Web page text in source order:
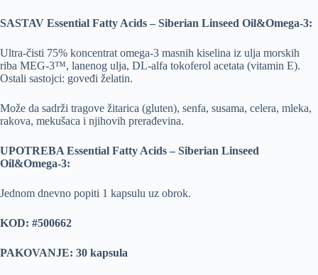
SASTAV Essential Fatty Acids – Siberian Linseed Oil&Omega-3:
Ultra-čisti 75% koncentrat omega-3 masnih kiselina iz ulja morskih
riba MEG-3™, lanenog ulja, DL-alfa tokoferol acetata (vitamin E).
Ostali sastojci: goveđi želatin.
Može da sadrži tragove žitarica (gluten), senfa, susama, celera, mleka,
rakova, mekušaca i njihovih prerađevina.
UPOTREBA Essential Fatty Acids – Siberian Linseed
Oil&Omega-3:
Jednom dnevno popiti 1 kapsulu uz obrok.
KOD: #500662
PAKOVANJE: 30 kapsula